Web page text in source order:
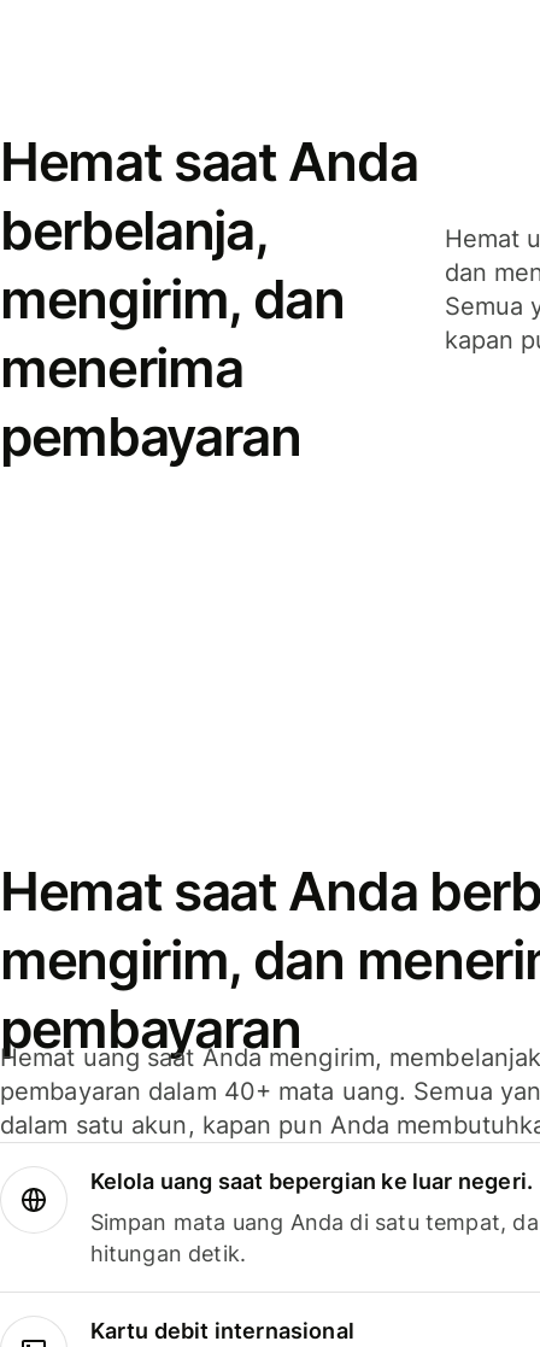
Hemat saat Anda
berbelanja,
mengirim, dan
menerima
pembayaran
Hemat
dan
Semua
kapan
Hemat saat Anda
mengirim, dan
pembayaran
Hemat uang saat Anda mengirim,
pembayaran dalam 40+ mata uang. Semua
dalam satu akun, kapan pun Anda
Kelola uang saat bepergian ke luar negeri.
Simpan mata uang Anda di satu tempat,
hitungan detik.
Kartu debit internasional